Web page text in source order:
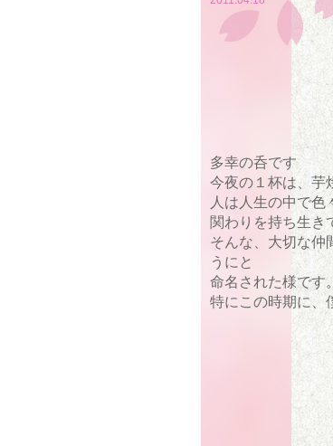
多幸の呑です
今夜の１杯は、芋
人は人生の中で色
関わりを持ち生き
そんな、大切な仲
うにと
命名された様です
特にこの時期に、